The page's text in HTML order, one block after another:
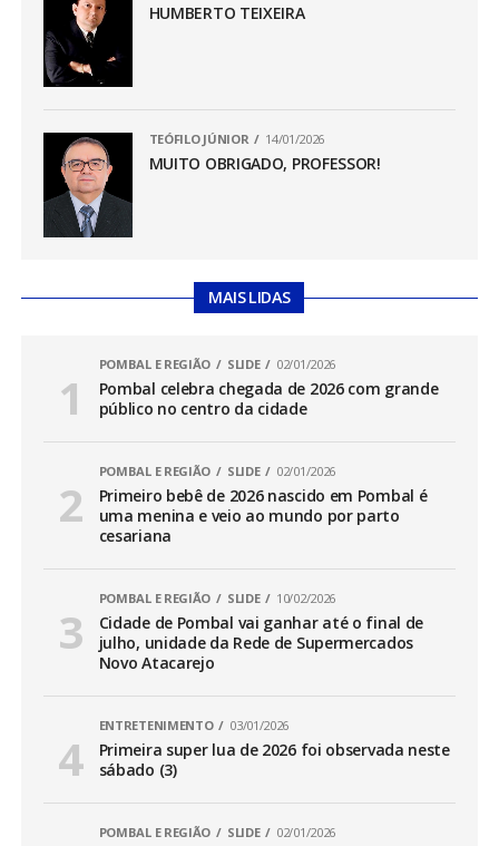
HUMBERTO TEIXEIRA
TEÓFILO JÚNIOR 14/01/2026
MUITO OBRIGADO, PROFESSOR!
MAIS LIDAS
POMBAL E REGIÃO SLIDE 02/01/2026
Pombal celebra chegada de 2026 com grande
público no centro da cidade
POMBAL E REGIÃO SLIDE 02/01/2026
Primeiro bebê de 2026 nascido em Pombal é
uma menina e veio ao mundo por parto
cesariana
POMBAL E REGIÃO SLIDE 10/02/2026
Cidade de Pombal vai ganhar até o final de
julho, unidade da Rede de Supermercados
Novo Atacarejo
ENTRETENIMENTO 03/01/2026
Primeira super lua de 2026 foi observada neste
sábado (3)
POMBAL E REGIÃO SLIDE 02/01/2026